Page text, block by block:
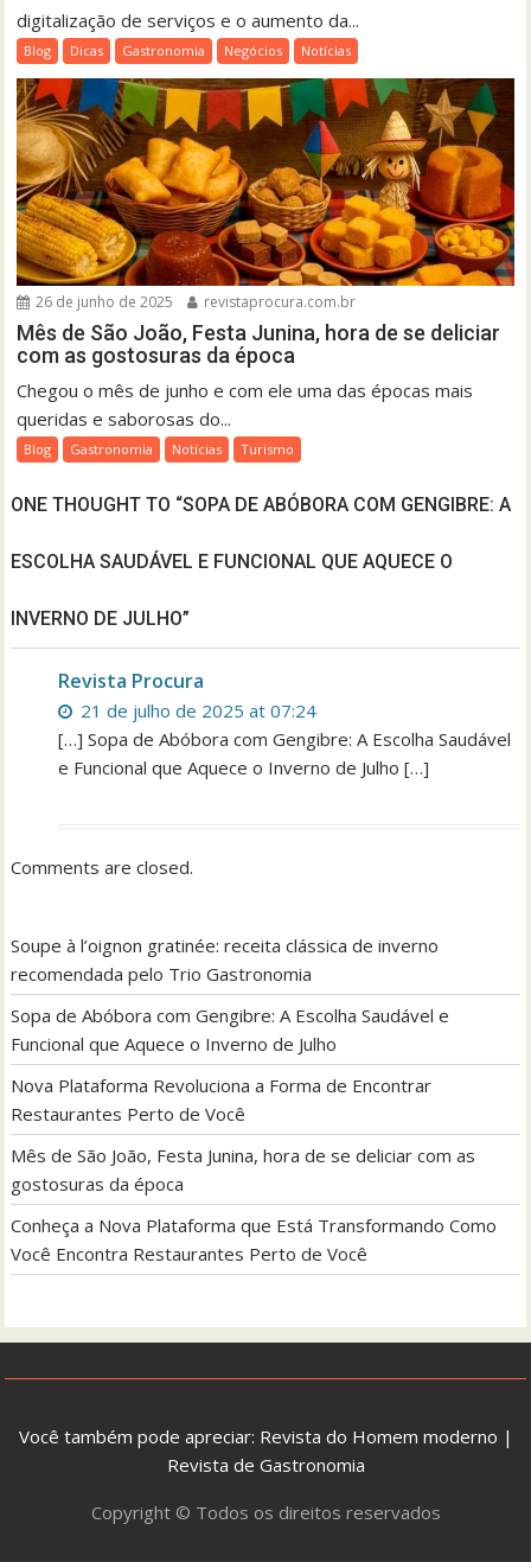
digitalização de serviços e o aumento da...
Blog Dicas Gastronomia Negócios Notícias
26 de junho de 2025 revistaprocura.com.br
Mês de São João, Festa Junina, hora de se deliciar
com as gostosuras da época
Chegou o mês de junho e com ele uma das épocas mais
queridas e saborosas do...
Blog Gastronomia Notícias Turismo
ONE THOUGHT TO “SOPA DE ABÓBORA COM GENGIBRE: A
ESCOLHA SAUDÁVEL E FUNCIONAL QUE AQUECE O
INVERNO DE JULHO”
Revista Procura
21 de julho de 2025 at 07:24
[…] Sopa de Abóbora com Gengibre: A Escolha Saudável
e Funcional que Aquece o Inverno de Julho […]
Comments are closed.
Soupe à l’oignon gratinée: receita clássica de inverno
recomendada pelo Trio Gastronomia
Sopa de Abóbora com Gengibre: A Escolha Saudável e
Funcional que Aquece o Inverno de Julho
Nova Plataforma Revoluciona a Forma de Encontrar
Restaurantes Perto de Você
Mês de São João, Festa Junina, hora de se deliciar com as
gostosuras da época
Conheça a Nova Plataforma que Está Transformando Como
Você Encontra Restaurantes Perto de Você
Você também pode apreciar: Revista do Homem moderno |
Revista de Gastronomia
Copyright © Todos os direitos reservados